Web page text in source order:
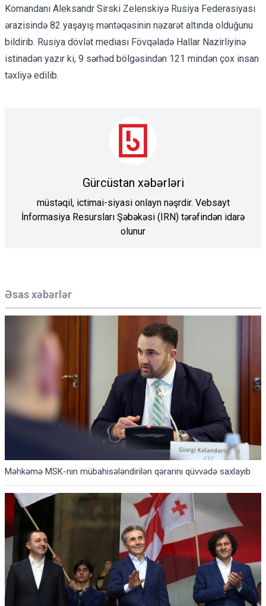
Əsas xəbərlər
Məhkəmə MSK-nın mübahisələndirilən qərarını qüvvədə saxlayıb
Komandanı Aleksandr Sirski Zelenskiyə Rusiya Federasiyası
ərazisində 82 yaşayış məntəqəsinin nəzarət altında olduğunu
bildirib. Rusiya dövlət mediası Fövqəladə Hallar Nazirliyinə
istinadən yazır ki, 9 sərhəd bölgəsindən 121 mindən çox insan
təxliyə edilib.
Gürcüstan xəbərləri
müstəqil, ictimai-siyasi onlayn nəşrdir. Vebsayt
İnformasiya Resursları Şəbəkəsi (IRN) tərəfindən idarə
olunur